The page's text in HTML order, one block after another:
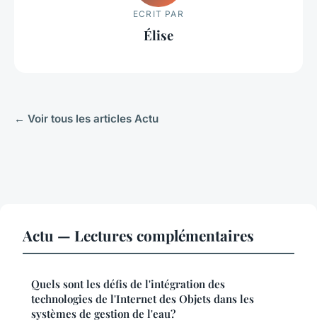
ECRIT PAR
Élise
← Voir tous les articles Actu
Actu — Lectures complémentaires
Quels sont les défis de l'intégration des
technologies de l'Internet des Objets dans les
systèmes de gestion de l'eau?